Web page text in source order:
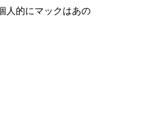
人的にマックはあの